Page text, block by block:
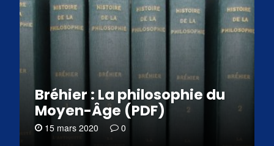
Bréhier : La philosophie du
Moyen-Âge (PDF)
15 mars 2020 0